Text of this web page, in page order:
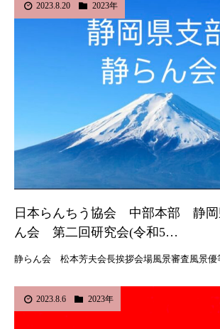
2023.8.20 2023年
日本らんちう協会 中部本部 静
ん会 第二回研究会(令和5…
静らん会 松本芳夫会長挨拶会場風景審査風景
2023.8.6 2023年